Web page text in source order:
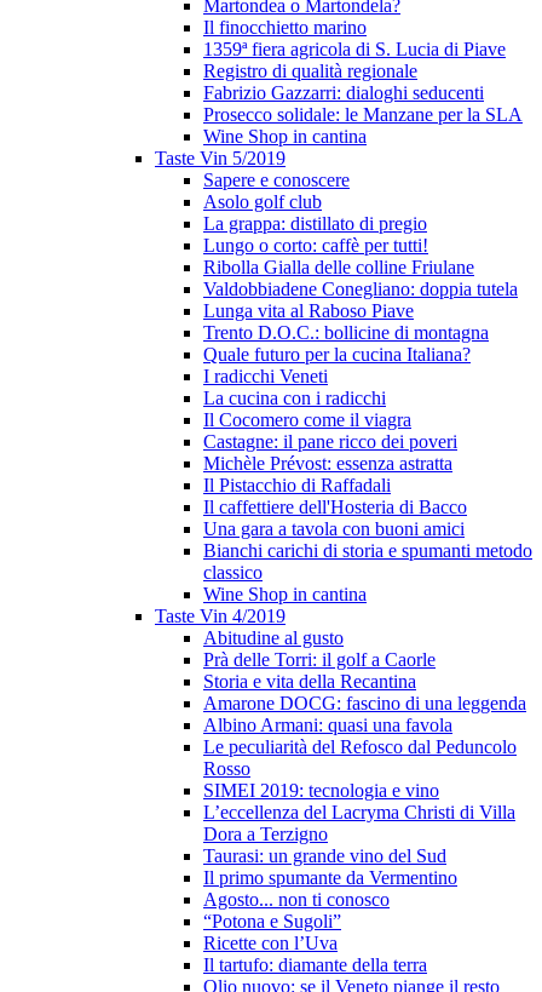
Martondea o Martondela?
Il finocchietto marino
1359ª fiera agricola di S. Lucia di Piave
Registro di qualità regionale
Fabrizio Gazzarri: dialoghi seducenti
Prosecco solidale: le Manzane per la SLA
Wine Shop in cantina
Taste Vin 5/2019
Sapere e conoscere
Asolo golf club
La grappa: distillato di pregio
Lungo o corto: caffè per tutti!
Ribolla Gialla delle colline Friulane
Valdobbiadene Conegliano: doppia tutela
Lunga vita al Raboso Piave
Trento D.O.C.: bollicine di montagna
Quale futuro per la cucina Italiana?
I radicchi Veneti
La cucina con i radicchi
Il Cocomero come il viagra
Castagne: il pane ricco dei poveri
Michèle Prévost: essenza astratta
Il Pistacchio di Raffadali
Il caffettiere dell'Hosteria di Bacco
Una gara a tavola con buoni amici
Bianchi carichi di storia e spumanti metodo
classico
Wine Shop in cantina
Taste Vin 4/2019
Abitudine al gusto
Prà delle Torri: il golf a Caorle
Storia e vita della Recantina
Amarone DOCG: fascino di una leggenda
Albino Armani: quasi una favola
Le peculiarità del Refosco dal Peduncolo
Rosso
SIMEI 2019: tecnologia e vino
L’eccellenza del Lacryma Christi di Villa
Dora a Terzigno
Taurasi: un grande vino del Sud
Il primo spumante da Vermentino
Agosto... non ti conosco
“Potona e Sugoli”
Ricette con l’Uva
Il tartufo: diamante della terra
Olio nuovo: se il Veneto piange il resto